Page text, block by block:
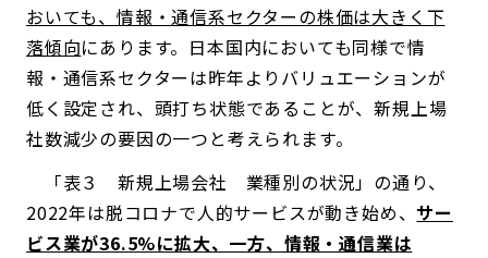
おいても、情報・通信系セクターの株価は大きく下
落傾向にあります。日本国内においても同様で情
報・通信系セクターは昨年よりバリュエーションが
低く設定され、頭打ち状態であることが、新規上場
社数減少の要因の一つと考えられます。
「表３ 新規上場会社 業種別の状況」の通り、
2022年は脱コロナで人的サービスが動き始め、サー
ビス業が36.5%に拡大、一方、情報・通信業は